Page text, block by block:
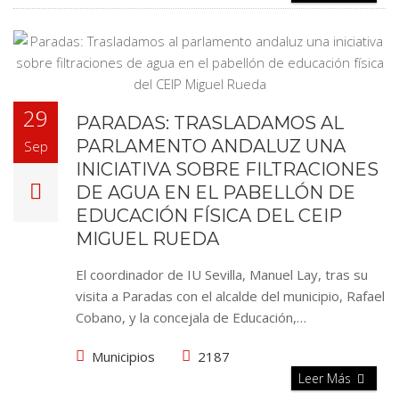
29
Sep
PARADAS: TRASLADAMOS AL
PARLAMENTO ANDALUZ UNA
INICIATIVA SOBRE FILTRACIONES
DE AGUA EN EL PABELLÓN DE
EDUCACIÓN FÍSICA DEL CEIP
MIGUEL RUEDA
El coordinador de IU Sevilla, Manuel Lay, tras su
visita a Paradas con el alcalde del municipio, Rafael
Cobano, y la concejala de Educación,…
Municipios 2187
Leer Más